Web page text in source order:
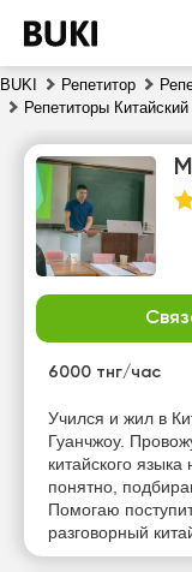
BUKI Репетитор
Репетиторы
6000 тнг/час
Учился и жил в
Гуанчжоу.
китайского
понятно,
Помогаю
разговорный
13:30
14:00
14:30
15:00